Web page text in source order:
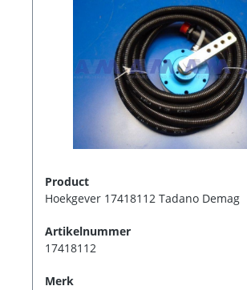
Product
Hoekgever 17418112 Tadano Demag
Artikelnummer
17418112
Merk